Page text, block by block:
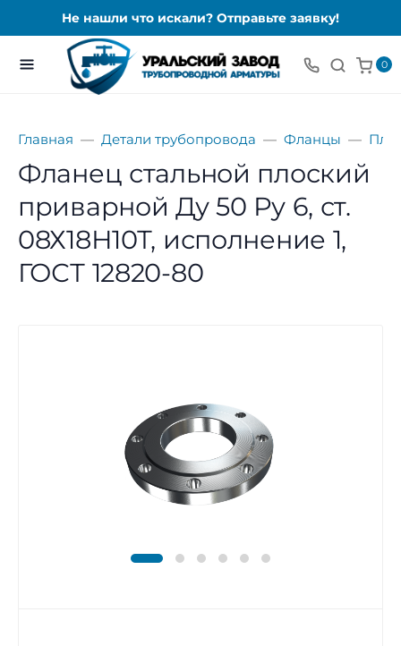
Не нашли что искали? Отправьте заявку!
0
Главная Детали трубопровода Фланцы
Фланец стальной плоский
приварной Ду 50 Ру 6, ст.
08Х18Н10Т, исполнение 1,
ГОСТ 12820-80